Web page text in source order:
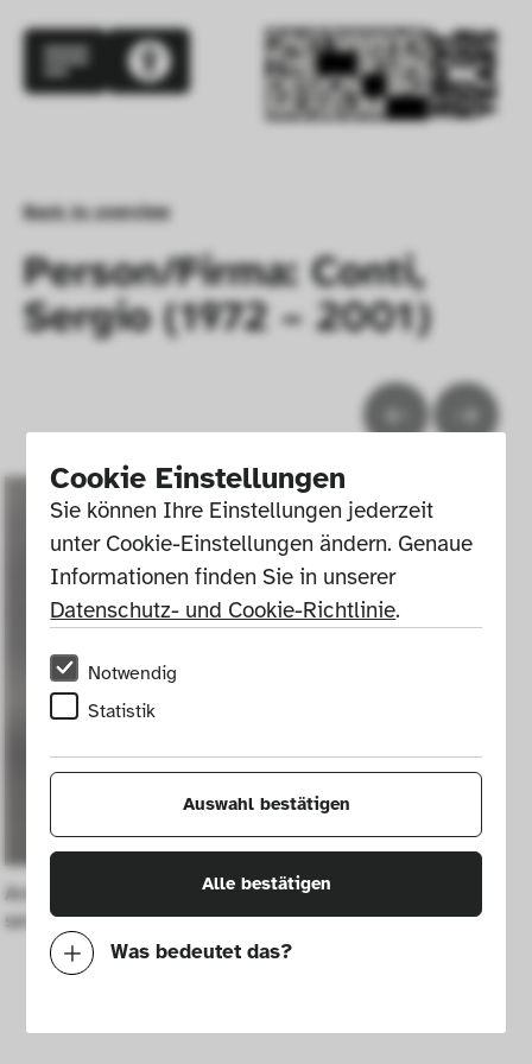
Cookie Einstellungen
Sie können Ihre Einstellungen jederzeit
unter Cookie-Einstellungen ändern. Genaue
Informationen finden Sie in unserer
Datenschutz- und Cookie-Richtlinie.
Notwendig
Statistik
Auswahl bestätigen
Alle bestätigen
Was bedeutet das?
Mit diesen Cookies können wir durch
Back to overview
Person/Firma: Conti,
Sergio (1972 – 2001)
Antiquariato" armchair from the Monofilo
series